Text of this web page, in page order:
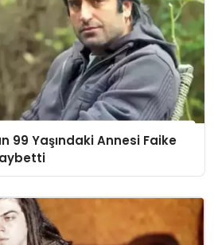
99 Yaşındaki Annesi Faike